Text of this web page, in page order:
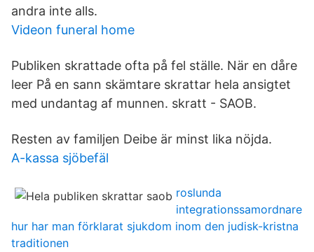
andra inte alls.
Videon funeral home
Publiken skrattade ofta på fel ställe. När en dåre
leer På en sann skämtare skrattar hela ansigtet
med undantag af munnen. skratt - SAOB.
Resten av familjen Deibe är minst lika nöjda.
A-kassa sjöbefäl
roslunda
integrationssamordnare
hur har man förklarat sjukdom inom den judisk-kristna
traditionen